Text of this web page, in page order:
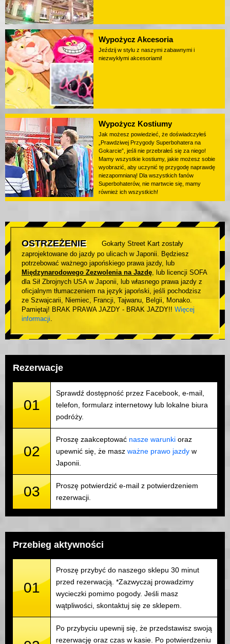
Wypożycz Akcesoria
Jeździj w stylu z naszymi zabawnymi i
niezwykłymi akcesoriami!
Wypożycz Kostiumy
Jak możesz powiedzieć, że doświadczyłeś
„Prawdziwej Przygody Superbohatera na
Gokarcie”, jeśli nie przebrałeś się za niego!
Mamy wszystkie kostiumy, jakie możesz sobie
wyobrazić, aby uczynić tę przygodę naprawdę
niezapomnianą! Dla wszystkich fanów
Superbohaterów, nie martwcie się, mamy
również ich wszystkich!
OSTRZEŻENIE
Gokarty Street Kart zostały
zaprojektowane do jazdy po ulicach w Japonii. Będziesz
potrzebować ważnego japońskiego prawa jazdy, lub
Międzynarodowego Zezwolenia na Jazdę, lub licencji SOFA
dla Sił Zbrojnych USA w Japonii, lub własnego prawa jazdy z
oficjalnym tłumaczeniem na język japoński, jeśli pochodzisz
ze Szwajcarii, Niemiec, Francji, Tajwanu, Belgii, Monako.
Pamiętaj! BRAK PRAWA JAZDY - BRAK JAZDY!! Więcej
informacji.
Rezerwacje
01
Sprawdź dostępność przez Facebook, e-mail,
telefon, formularz internetowy lub lokalne biura
podróży.
02
Proszę zaakceptować nasze warunki oraz
upewnić się, że masz ważne prawo jazdy w
Japonii.
03
Proszę potwierdzić e-mail z potwierdzeniem
rezerwacji.
Przebieg aktywności
01
Proszę przybyć do naszego sklepu 30 minut
przed rezerwacją. *Zazwyczaj prowadzimy
wycieczki pomimo pogody. Jeśli masz
wątpliwości, skontaktuj się ze sklepem.
Po przybyciu upewnij się, że przedstawisz swoją
rezerwację oraz czas w kasie. Po potwierdzeniu